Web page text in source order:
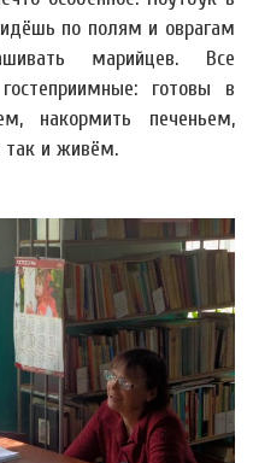
по полям и оврагам
марийцев. Все
готовы в
накормить печеньем,
так и живём.